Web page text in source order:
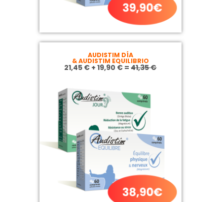
AUDISTIM DÍA
& AUDISTIM EQUILIBRIO
21,45 € + 19,90 € =41,35 €